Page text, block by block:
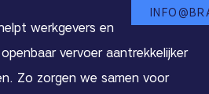
werkgevers en
vervoer aantrekkelijker
Zo zorgen we samen voor